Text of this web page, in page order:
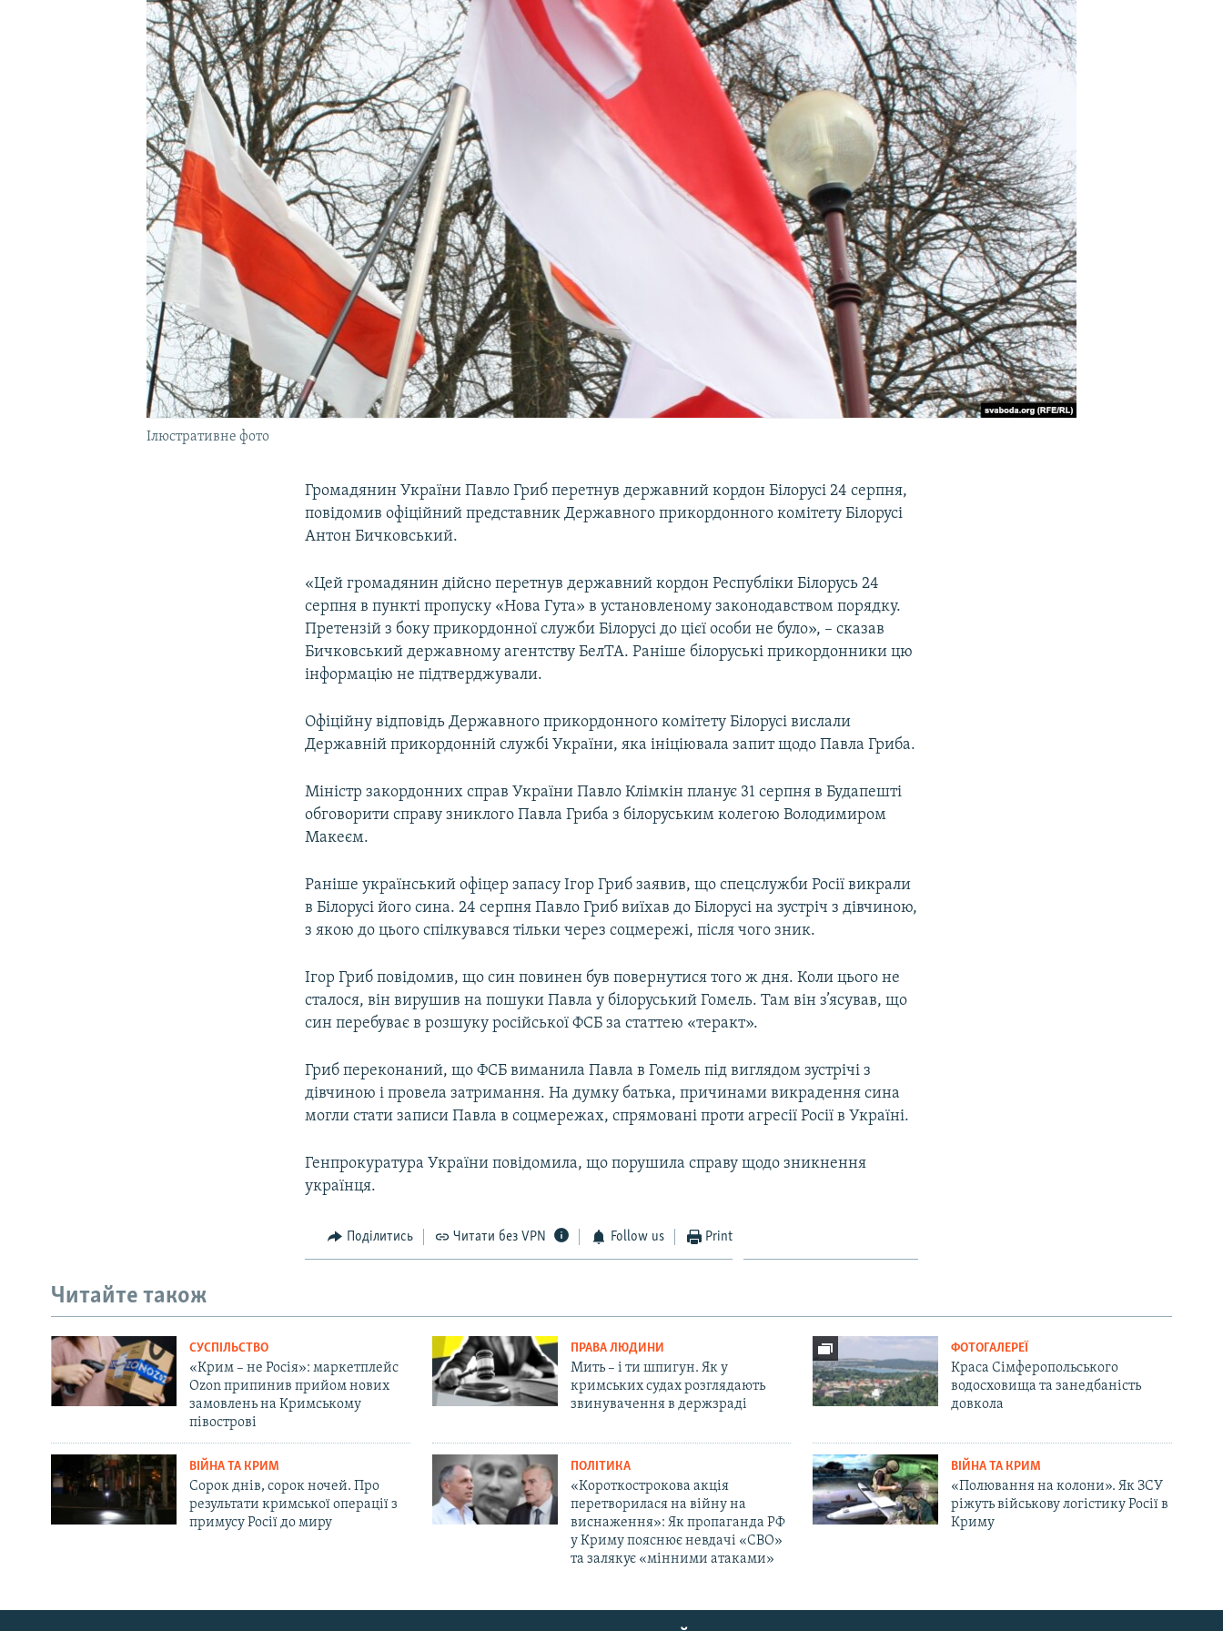
УКРАЇНСЬКА ПРОБЛЕМА КРИМУ
Русский
Ілюстративне фото
Громадянин України Павло Гриб перетнув державний кордон Білорусі 24 серпня,
повідомив офіційний представник Державного прикордонного комітету Білорусі
Антон Бичковський.
«Цей громадянин дійсно перетнув державний кордон Республіки Білорусь 24
серпня в пункті пропуску «Нова Гута» в установленому законодавством порядку.
Претензій з боку прикордонної служби Білорусі до цієї особи не було», – сказав
Бичковський державному агентству БелТА. Раніше білоруські прикордонники цю
інформацію не підтверджували.
Офіційну відповідь Державного прикордонного комітету Білорусі вислали
Державній прикордонній службі України, яка ініціювала запит щодо Павла Гриба.
Міністр закордонних справ України Павло Клімкін планує 31 серпня в Будапешті
обговорити справу зниклого Павла Гриба з білоруським колегою Володимиром
Макеєм.
Раніше український офіцер запасу Ігор Гриб заявив, що спецслужби Росії викрали
в Білорусі його сина. 24 серпня Павло Гриб виїхав до Білорусі на зустріч з дівчиною,
з якою до цього спілкувався тільки через соцмережі, після чого зник.
Ігор Гриб повідомив, що син повинен був повернутися того ж дня. Коли цього не
сталося, він вирушив на пошуки Павла у білоруський Гомель. Там він з’ясував, що
син перебуває в розшуку російської ФСБ за статтею «теракт».
Гриб переконаний, що ФСБ виманила Павла в Гомель під виглядом зустрічі з
дівчиною і провела затримання. На думку батька, причинами викрадення сина
могли стати записи Павла в соцмережах, спрямовані проти агресії Росії в Україні.
Генпрокуратура України повідомила, що порушила справу щодо зникнення
українця.
Поділитись Читати без VPN Follow us Print
Читайте також
СУСПІЛЬСТВО
«Крим – не Росія»: маркетплейс
Ozon припинив прийом нових
замовлень на Кримському
півострові
ПРАВА ЛЮДИНИ
Мить – і ти шпигун. Як у
кримських судах розглядають
звинувачення в держзраді
ФОТОГАЛЕРЕЇ
Краса Сімферопольського
водосховища та занедбаність
довкола
ВІЙНА ТА КРИМ
Сорок днів, сорок ночей. Про
результати кримської операції з
примусу Росії до миру
ПОЛІТИКА
«Короткострокова акція
перетворилася на війну на
виснаження»: Як пропаганда РФ
у Криму пояснює невдачі «СВО»
та залякує «мінними атаками»
ВІЙНА ТА КРИМ
«Полювання на колони». Як ЗСУ
ріжуть військову логістику Росії в
Криму